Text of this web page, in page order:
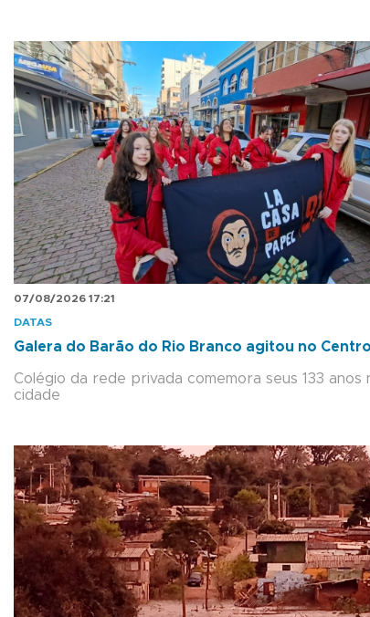
07/08/2026 17:21
DATAS
Galera do Barão do Rio Branco agitou no Centro
Colégio da rede privada comemora seus 133 anos
cidade